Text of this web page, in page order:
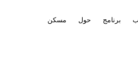
مسكن حول برنامج